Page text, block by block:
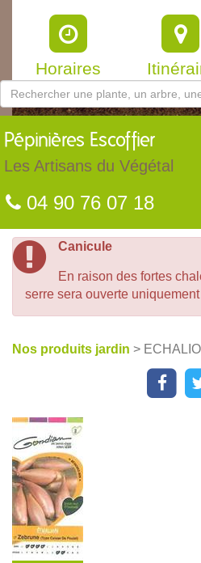
Horaires
Pépinières Escoffier
Les Artisans du Végétal
04 90 76 07 18
Canicule
En raison des fortes
serre sera ouverte
Nos produits jardin >